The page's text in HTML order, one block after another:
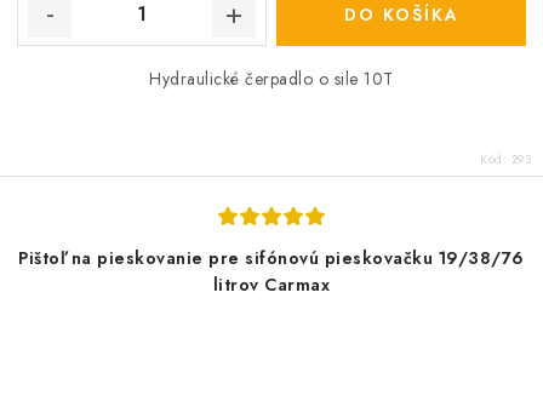
DO KOŠÍKA
Hydraulické čerpadlo o sile 10T
Kód: 293
Pištoľ na pieskovanie pre sifónovú pieskovačku 19/38/76
litrov Carmax